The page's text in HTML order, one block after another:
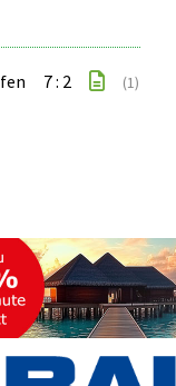
7 : 2 (1)